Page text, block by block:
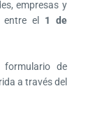
empresas y
el
1 de
de
a través del